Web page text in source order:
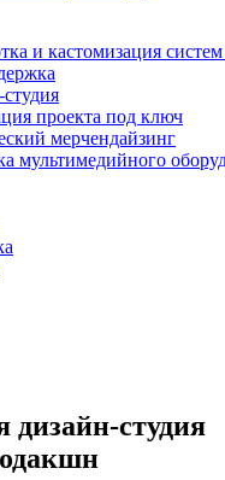
и кастомизация
проекта под ключ
мерчендайзинг
мультимедийного
дизайн-студия